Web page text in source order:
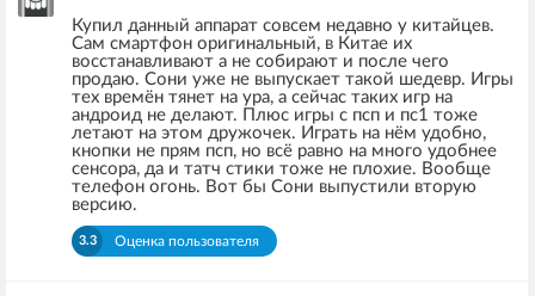
Купил данный аппарат совсем недавно у китайцев.
Сам смартфон оригинальный, в Китае их
восстанавливают а не собирают и после чего
продаю. Сони уже не выпускает такой шедевр. Игры
тех времён тянет на ура, а сейчас таких игр на
андроид не делают. Плюс игры с псп и пс1 тоже
летают на этом дружочек. Играть на нём удобно,
кнопки не прям псп, но всё равно на много удобнее
сенсора, да и татч стики тоже не плохие. Вообще
телефон огонь. Вот бы Сони выпустили вторую
версию.
3.3 Оценка пользователя